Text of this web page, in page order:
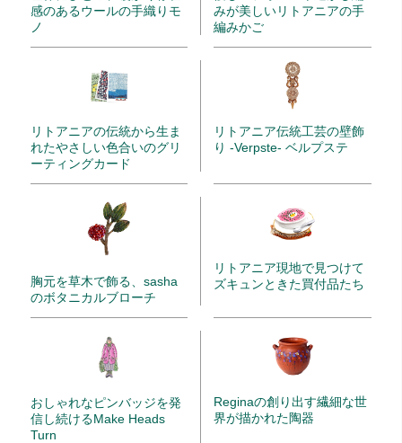
感のあるウールの手織りモ
ノ
みが美しいリトアニアの手
編みかご
リトアニアの伝統から生ま
れたやさしい色合いのグリ
ーティングカード
リトアニア伝統工芸の壁飾
り -Verpste- ベルプステ
胸元を草木で飾る、sasha
のボタニカルブローチ
リトアニア現地で見つけて
ズキュンときた買付品たち
おしゃれなピンバッジを発
信し続けるMake Heads
Turn
Reginaの創り出す繊細な世
界が描かれた陶器